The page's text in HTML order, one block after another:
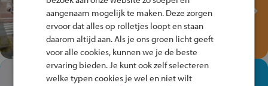
Verkeersspel!
Speel het Fiets Veilig Verkeersspel
en win een Cortina-fiets!
In de winkel ben je op je
aangenaam mogelijk te maken. Deze zorgen
ervoor dat alles op rolletjes loopt en staan
daarom altijd aan. Als je ons groen licht geeft
voor alle cookies, kunnen we je de beste
ervaring bieden. Je kunt ook zelf selecteren
welke typen cookies je wel en niet wilt